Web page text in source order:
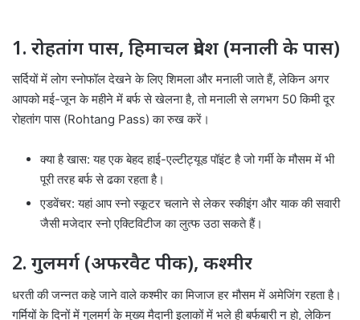
1. रोहतांग पास, हिमाचल प्रदेश (मनाली के पास)
सर्दियों में लोग स्नोफॉल देखने के लिए शिमला और मनाली जाते हैं, लेकिन अगर
आपको मई-जून के महीने में बर्फ से खेलना है, तो मनाली से लगभग 50 किमी दूर
रोहतांग पास (Rohtang Pass) का रुख करें।
क्या है खास: यह एक बेहद हाई-एल्टीट्यूड पॉइंट है जो गर्मी के मौसम में भी
पूरी तरह बर्फ से ढका रहता है।
एडवेंचर: यहां आप स्नो स्कूटर चलाने से लेकर स्कीइंग और याक की सवारी
जैसी मजेदार स्नो एक्टिविटीज का लुत्फ उठा सकते हैं।
2. गुलमर्ग (अफरवैट पीक), कश्मीर
धरती की जन्नत कहे जाने वाले कश्मीर का मिजाज हर मौसम में अमेजिंग रहता है।
गर्मियों के दिनों में गुलमर्ग के मुख्य मैदानी इलाकों में भले ही बर्फबारी न हो, लेकिन